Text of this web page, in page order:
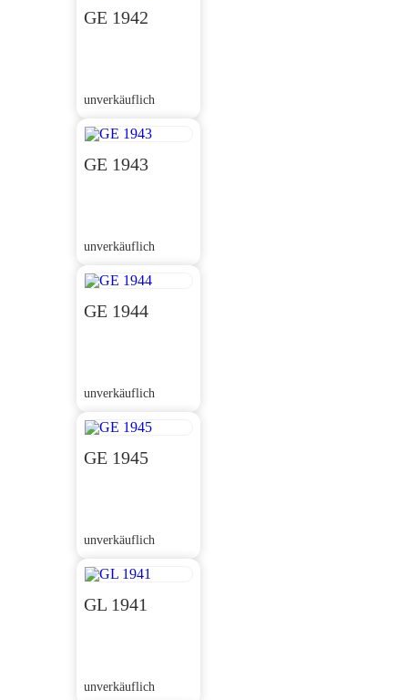
GE 1942
unverkäuflich
GE 1943
unverkäuflich
GE 1944
unverkäuflich
GE 1945
unverkäuflich
GL 1941
unverkäuflich